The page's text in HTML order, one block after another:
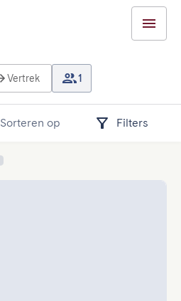
Vertrek 1
Sorteren op Filters